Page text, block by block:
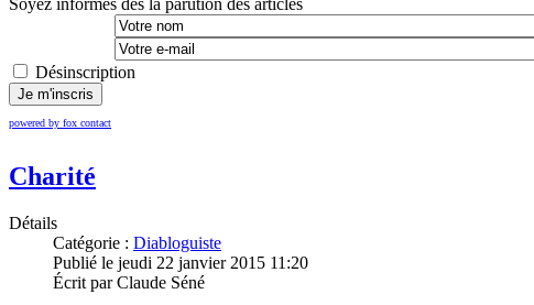
Désinscription
Je m'inscris
powered by fox contact
Charité
Détails
Catégorie : Diabloguiste
Publié le jeudi 22 janvier 2015 11:20
Écrit par Claude Séné